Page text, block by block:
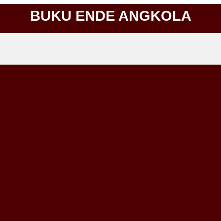
BUKU ENDE ANGKOLA